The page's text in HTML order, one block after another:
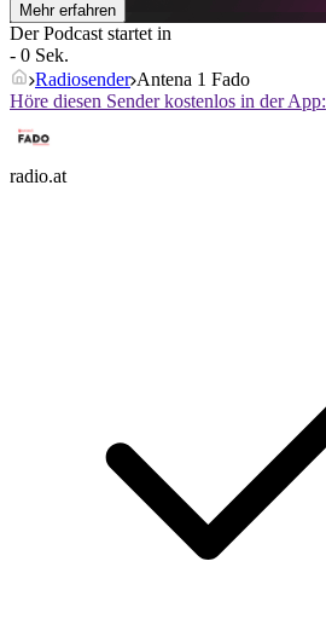
Mehr erfahren
Der Podcast startet in
- 0 Sek.
Radiosender Antena 1 Fado
Höre diesen Sender kostenlos in der App:
radio.at